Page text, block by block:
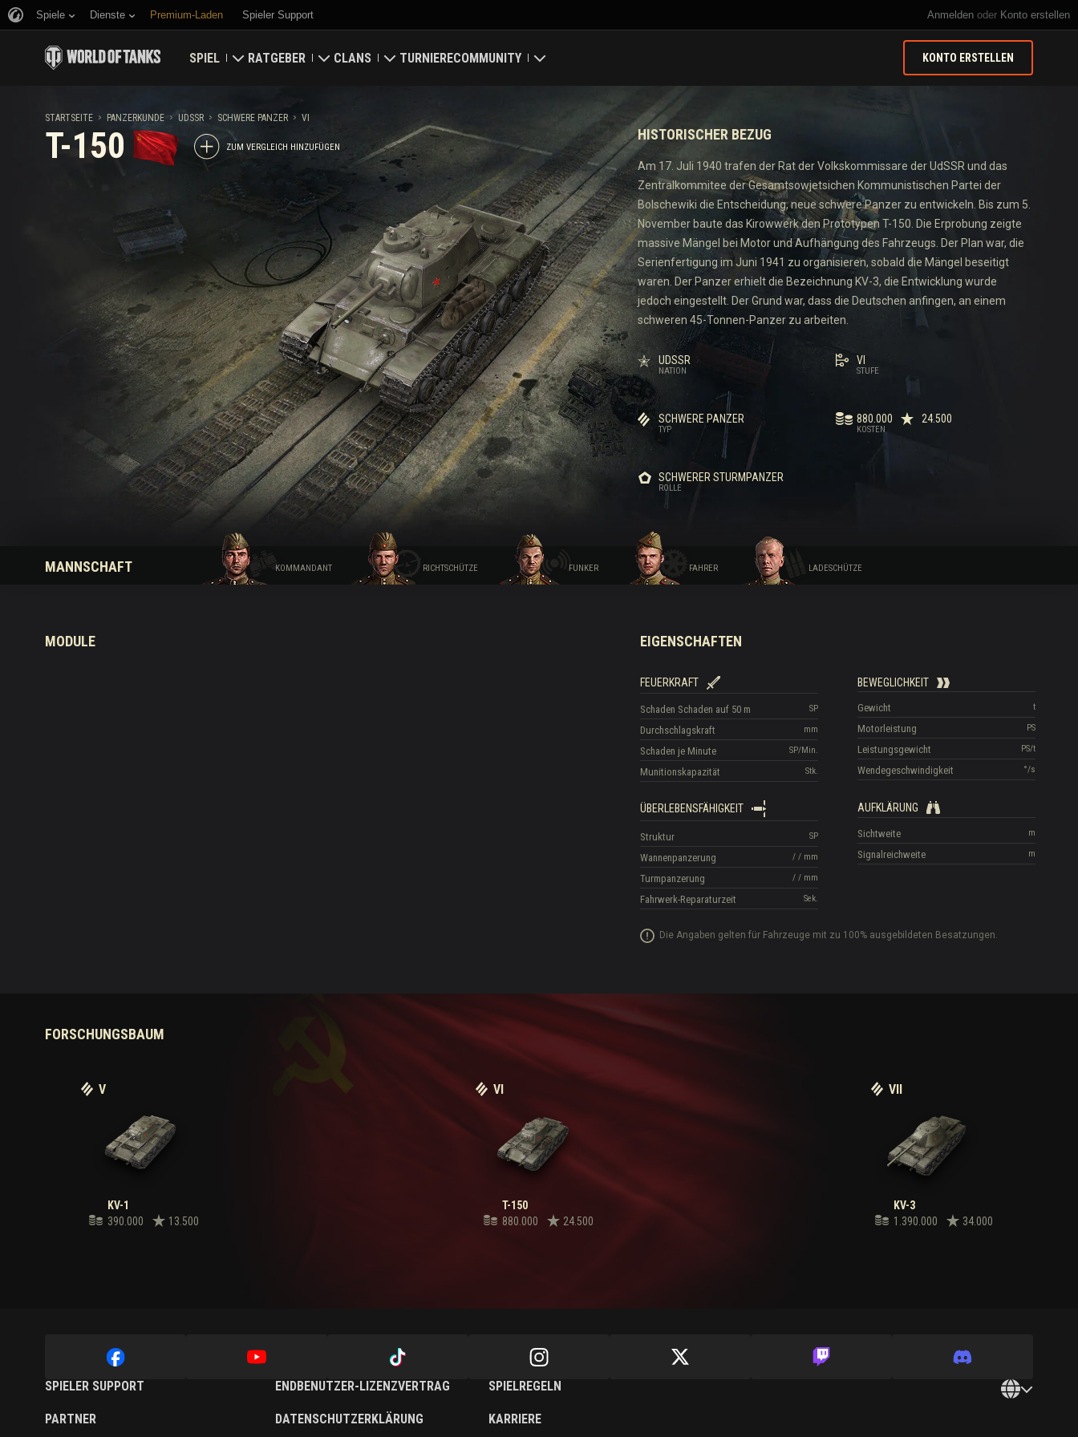
Anmelden oder Konto erstellen
Spiele Dienste Premium-Laden Spieler Support
SPIEL
Bonuscodes einlösen
Neuigkeiten
Aktualisierungen
Panzerkunde
Musik
RATGEBER
Allgemeiner Ratgeber
Spielwirtschaft
Kontosicherheit
Erfolge
Richtlinien zum Fairplay
Wargaming.net Game Center
Ratgeber zu Twitch-Drops
CLANS
Weltkarte
Clanwertungen
TURNIERECOMMUNITY
Spieler suchen
Empfehle einen Freund
Discord
Mod-Hub
Medien
KONTO ERSTELLEN
STARTSEITE PANZERKUNDE UDSSR SCHWERE PANZER VI
T-150 ZUM VERGLEICH HINZUFÜGEN
HISTORISCHER BEZUG
Am 17. Juli 1940 trafen der Rat der Volkskommissare der UdSSR und das
Zentralkommitee der Gesamtsowjetsichen Kommunistischen Partei der
Bolschewiki die Entscheidung, neue schwere Panzer zu entwickeln. Bis zum 5.
November baute das Kirowwerk den Prototypen T-150. Die Erprobung zeigte
massive Mängel bei Motor und Aufhängung des Fahrzeugs. Der Plan war, die
Serienfertigung im Juni 1941 zu organisieren, sobald die Mängel beseitigt
waren. Der Panzer erhielt die Bezeichnung KV-3, die Entwicklung wurde
jedoch eingestellt. Der Grund war, dass die Deutschen anfingen, an einem
schweren 45-Tonnen-Panzer zu arbeiten.
NATION
UDSSR
STUFE
VI
TYP
SCHWERE PANZER
KOSTEN
880.000 24.500
ROLLE
SCHWERER STURMPANZER
MANNSCHAFT KOMMANDANT RICHTSCHÜTZE FUNKER FAHRER LADESCHÜTZE
MODULE EIGENSCHAFTEN
FEUERKRAFT
SP
Schaden Schaden auf 50 m
mm
Durchschlagskraft
SP/Min.
Schaden je Minute
Stk.
Munitionskapazität
BEWEGLICHKEIT
t
Gewicht
PS
Motorleistung
PS/t
Leistungsgewicht
°/s
Wendegeschwindigkeit
ÜBERLEBENSFÄHIGKEIT
SP
Struktur
/ / mm
Wannenpanzerung
/ / mm
Turmpanzerung
Sek.
Fahrwerk-Reparaturzeit
AUFKLÄRUNG
m
Sichtweite
m
Signalreichweite
Die Angaben gelten für Fahrzeuge mit zu 100% ausgebildeten Besatzungen.
FORSCHUNGSBAUM
KV-1
390.000
13.500
V
T-150
880.000
24.500
VI
KV-3
1.390.000
34.000
VII
SPIELER SUPPORT
PARTNER
ENDBENUTZER-LIZENZVERTRAG
DATENSCHUTZERKLÄRUNG
SPIELREGELN
KARRIERE